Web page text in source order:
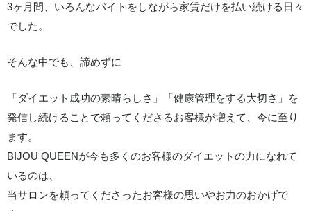
3ヶ月間、いろんなバイトをしながら家賃だけを払い続ける日々
でした。
そんな中でも、諦めずに
「ダイエット成功の素晴らしさ」「健康管理をする大切さ」を
発信し続けることで頼ってくださるお客様が増えて、今に至り
ます。
BIJOU QUEENが今も多くのお客様のダイエットの力になれて
いるのは、
当サロンを頼ってくださったお客様の思いやお力のおかげで